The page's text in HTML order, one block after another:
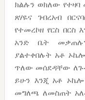
ክልሉን ወክለው የተዛባ
ጸሃዬና ገብረአብ
የተመረኮዘ የርስ
አንድ ቤት
ያልተቀበሉት አቶ
ጥለው መሰደዳቸው
ይሁን እንጂ አቶ
መግለጫ ለመስጠት